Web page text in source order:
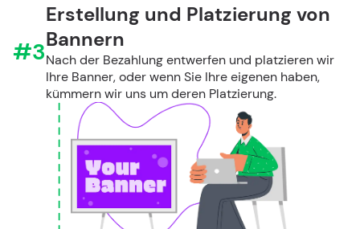
#3
Erstellung und Platzierung von
Bannern
Nach der Bezahlung entwerfen und platzieren wir
Ihre Banner, oder wenn Sie Ihre eigenen haben,
kümmern wir uns um deren Platzierung.